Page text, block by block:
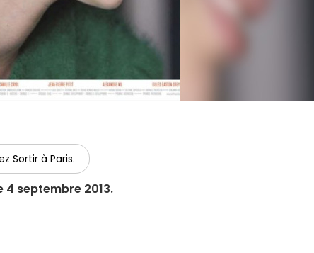
Sortir à Paris.
4 septembre 2013.